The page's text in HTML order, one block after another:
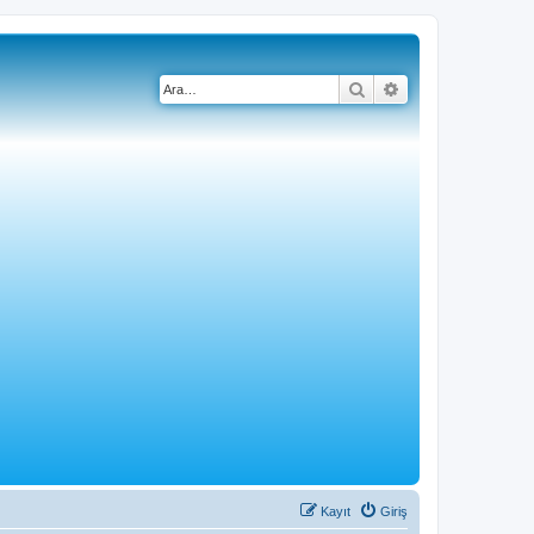
Ara Gelişmiş arama
Giriş
Kayıt